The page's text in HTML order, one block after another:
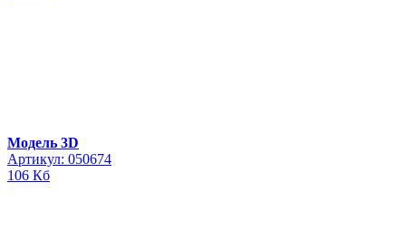
Модель 3D
Артикул: 050674
106 Кб